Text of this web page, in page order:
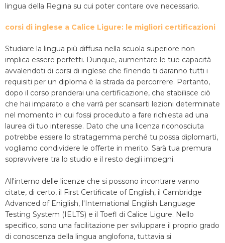
lingua della Regina su cui poter contare ove necessario.
corsi di inglese a Calice Ligure: le migliori certificazioni
Studiare la lingua più diffusa nella scuola superiore non
implica essere perfetti. Dunque, aumentare le tue capacità
avvalendoti di corsi di inglese che finendo ti daranno tutti i
requisiti per un diploma è la strada da percorrere. Pertanto,
dopo il corso prenderai una certificazione, che stabilisce ciò
che hai imparato e che varrà per scansarti lezioni determinate
nel momento in cui fossi proceduto a fare richiesta ad una
laurea di tuo interesse. Dato che una licenza riconosciuta
potrebbe essere lo stratagemma perché tu possa diplomarti,
vogliamo condividere le offerte in merito. Sarà tua premura
sopravvivere tra lo studio e il resto degli impegni.
All'interno delle licenze che si possono incontrare vanno
citate, di certo, il First Certificate of English, il Cambridge
Advanced of Eniglish, l'International English Language
Testing System (IELTS) e il Toefl di Calice Ligure. Nello
specifico, sono una facilitazione per sviluppare il proprio grado
di conoscenza della lingua anglofona, tuttavia si